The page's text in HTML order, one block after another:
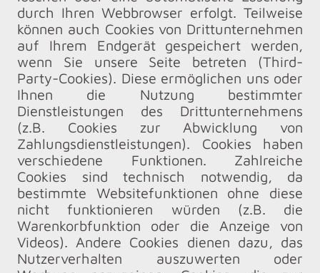
durch Ihren Webbrowser erfolgt. Teilweise
können auch Cookies von Drittunternehmen
auf Ihrem Endgerät gespeichert werden,
wenn Sie unsere Seite betreten (Third-
Party-Cookies). Diese ermöglichen uns oder
Ihnen die Nutzung bestimmter
Dienstleistungen des Drittunternehmens
(z.B. Cookies zur Abwicklung von
Zahlungsdienstleistungen). Cookies haben
verschiedene Funktionen. Zahlreiche
Cookies sind technisch notwendig, da
bestimmte Websitefunktionen ohne diese
nicht funktionieren würden (z.B. die
Warenkorbfunktion oder die Anzeige von
Videos). Andere Cookies dienen dazu, das
Nutzerverhalten auszuwerten oder